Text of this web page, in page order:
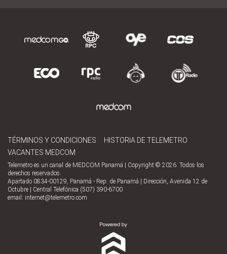
TÉRMINOS Y CONDICIONES
HISTORIA DE TELEMETRO
VACANTES MEDCOM
Telemetro es un canal de MEDCOM Panamá | Copyright © 2026. Todos los
derechos reservados.
Apartado 0834-00129, Panamá - Rep. de Panamá | Dirección, Avenida 12 de
Octubre | Central Telefónica (507) 390-6700
email: internet@telemetro.com